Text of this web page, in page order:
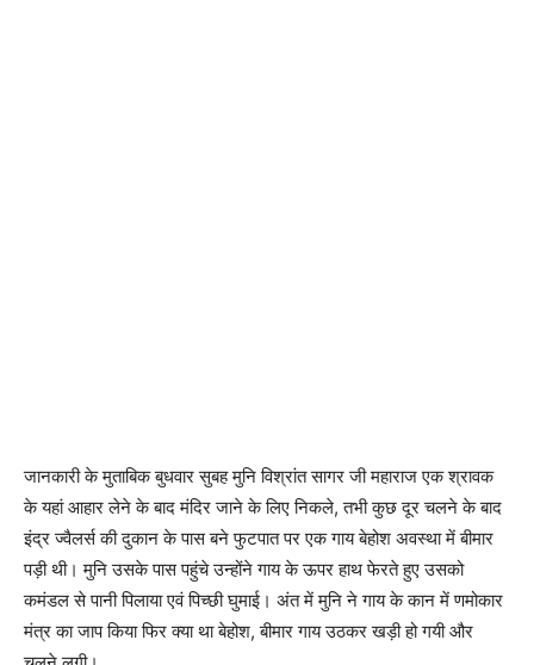
जानकारी के मुताबिक बुधवार सुबह मुनि विश्रांत सागर जी महाराज एक श्रावक
के यहां आहार लेने के बाद मंदिर जाने के लिए निकले, तभी कुछ दूर चलने के बाद
इंद्र ज्वैलर्स की दुकान के पास बने फुटपात पर एक गाय बेहोश अवस्था में बीमार
पड़ी थी। मुनि उसके पास पहुंचे उन्होंने गाय के ऊपर हाथ फेरते हुए उसको
कमंडल से पानी पिलाया एवं पिच्छी घुमाई। अंत में मुनि ने गाय के कान में णमोकार
मंत्र का जाप किया फिर क्या था बेहोश, बीमार गाय उठकर खड़ी हो गयी और